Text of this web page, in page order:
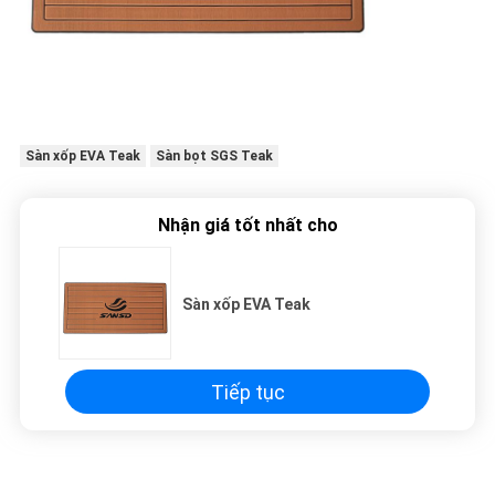
Sàn xốp EVA Teak Sàn bọt SGS Teak
Nhận giá tốt nhất cho
Sàn xốp EVA Teak
Tiếp tục